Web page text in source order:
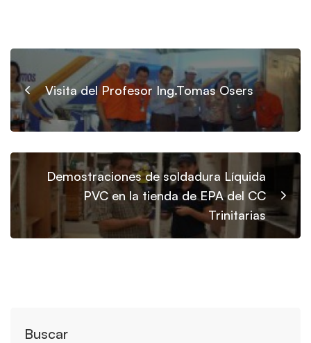
Visita del Profesor Ing.Tomas Osers
Demostraciones de soldadura Líquida
PVC en la tienda de EPA del CC
Trinitarias
Buscar